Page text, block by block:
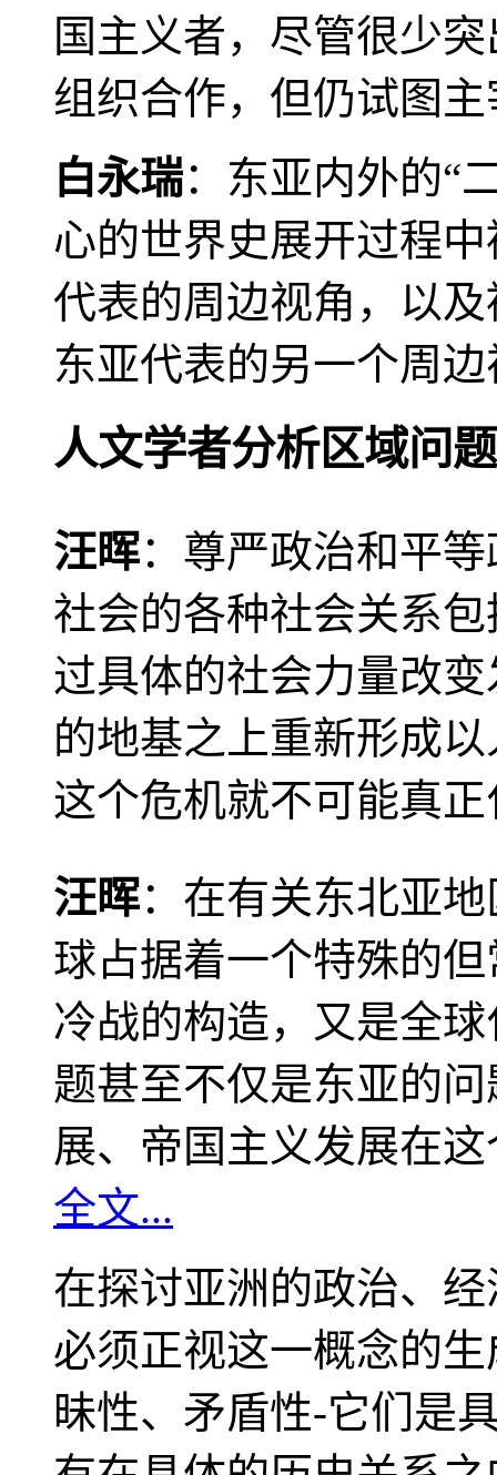
国主义者，尽管很少
组织合作，但仍试图
白永瑞：东亚内外的“
心的世界史展开过程
代表的周边视角，以
东亚代表的另一个周
人文学者分析区域问题
汪晖：尊严政治和平
社会的各种社会关系
过具体的社会力量改
的地基之上重新形成
这个危机就不可能真
汪晖：在有关东北亚
球占据着一个特殊的
冷战的构造，又是全
题甚至不仅是东亚的
展、帝国主义发展在
全文...
在探讨亚洲的政治、
必须正视这一概念的
昧性、矛盾性-它们是